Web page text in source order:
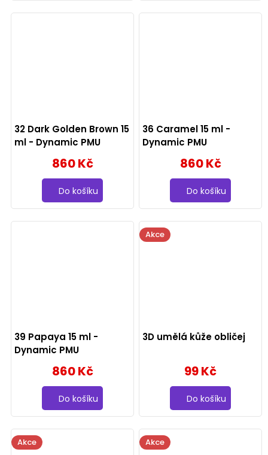
32 Dark Golden Brown 15
ml - Dynamic PMU
860 Kč
Do košíku
36 Caramel 15 ml -
Dynamic PMU
860 Kč
Do košíku
39 Papaya 15 ml -
Dynamic PMU
860 Kč
Do košíku
Akce
3D umělá kůže obličej
99 Kč
Do košíku
Akce Akce